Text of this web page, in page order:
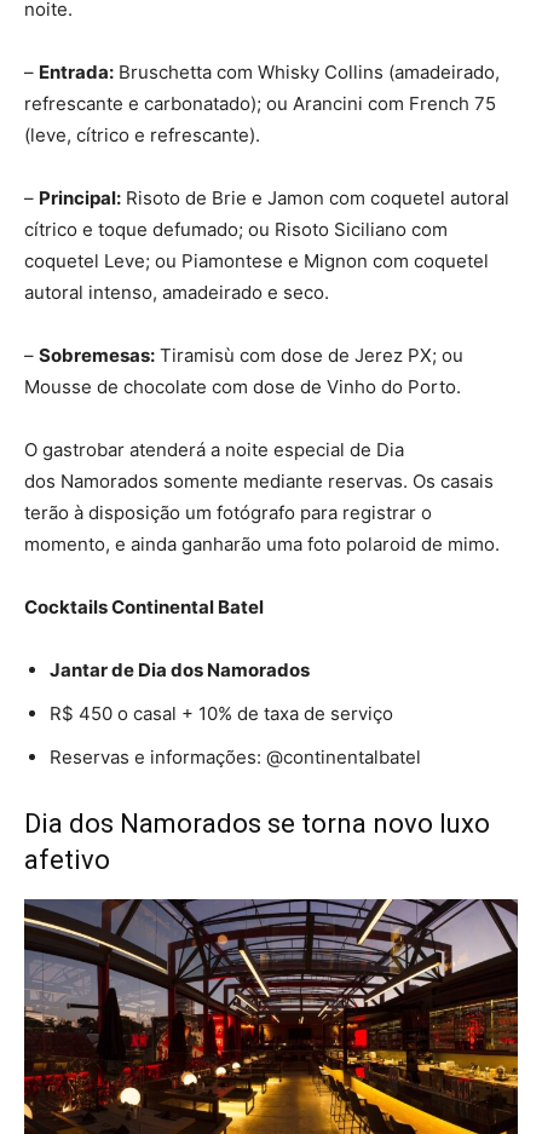
noite.
– Entrada: Bruschetta com Whisky Collins (amadeirado,
refrescante e carbonatado); ou Arancini com French 75
(leve, cítrico e refrescante).
– Principal: Risoto de Brie e Jamon com coquetel autoral
cítrico e toque defumado; ou Risoto Siciliano com
coquetel Leve; ou Piamontese e Mignon com coquetel
autoral intenso, amadeirado e seco.
– Sobremesas: Tiramisù com dose de Jerez PX; ou
Mousse de chocolate com dose de Vinho do Porto.
O gastrobar atenderá a noite especial de Dia
dos Namorados somente mediante reservas. Os casais
terão à disposição um fotógrafo para registrar o
momento, e ainda ganharão uma foto polaroid de mimo.
Cocktails Continental Batel
Jantar de Dia dos Namorados
R$ 450 o casal + 10% de taxa de serviço
Reservas e informações: @continentalbatel
Dia dos Namorados se torna novo luxo
afetivo